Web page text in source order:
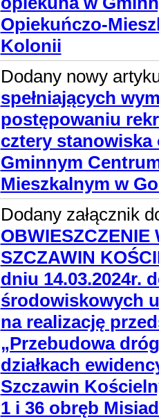
Opiekuńczo-
Kolonii
Dodany nowy
spełniających
postępowaniu
cztery stanowiska
Gminnym
Mieszkalnym w
Dodany załącznik
OBWIESZCZENIE
SZCZAWIN
dniu 14.03.2024r.
środowiskowych
na realizację
„Przebudowa
działkach
Szczawin
1 i 36 obręb